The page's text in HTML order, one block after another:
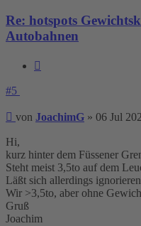
Re: hotspots
Autobahnen
#5
Beitrag
von JoachimG » 06 Jul
Hi,
kurz hinter dem Füssener
Steht meist 3,5to auf dem
Läßt sich allerdings
Wir >3,5to, aber ohne
Gruß
Joachim